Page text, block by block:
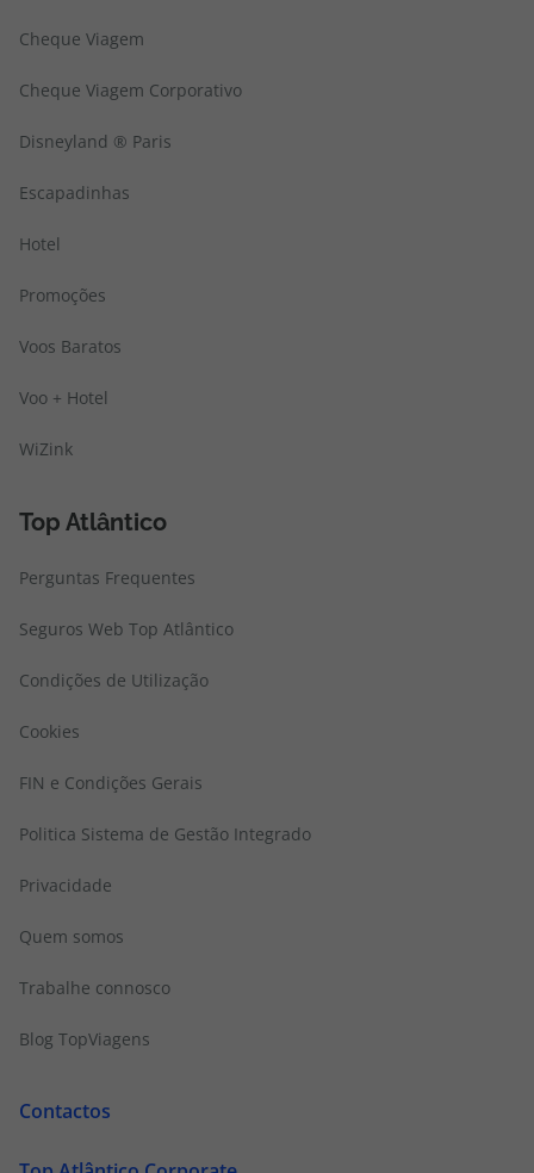
Cheque Viagem
Cheque Viagem Corporativo
Disneyland ® Paris
Escapadinhas
Hotel
Promoções
Voos Baratos
Voo + Hotel
WiZink
Top Atlântico
Perguntas Frequentes
Seguros Web Top Atlântico
Condições de Utilização
Cookies
FIN e Condições Gerais
Politica Sistema de Gestão Integrado
Privacidade
Quem somos
Trabalhe connosco
Blog TopViagens
Contactos